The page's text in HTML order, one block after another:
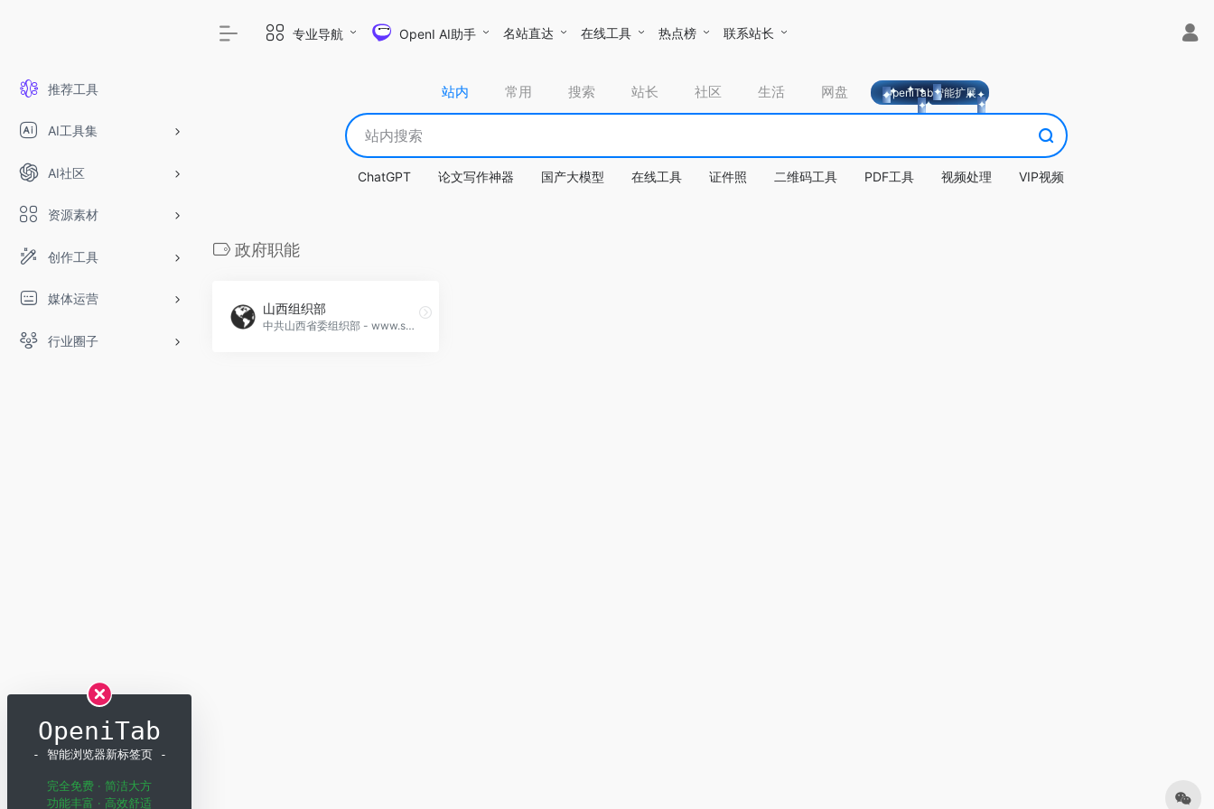
推荐工具
AI工具集
AI社区
资源素材
创作工具
媒体运营
行业圈子
专业导航 OpenI AI助手 名站直达 在线工具 热点榜 联系站长
站内 常用 搜索 站长 社区 生活 网盘 OpeniTab智能扩展
ChatGPT 论文写作神器 国产大模型 在线工具 证件照 二维码工具 PDF工具 视频处理 VIP视频
政府职能
山西组织部
中共山西省委组织部 - www.sxdygbjy.gov.cn - 山西组工网是由中共山西省委组织部主管、中共山西省委组织部党员教育中心主办。
OpeniTab
- 智能浏览器新标签页 -
完全免费 · 简洁大方
功能丰富 · 高效舒适